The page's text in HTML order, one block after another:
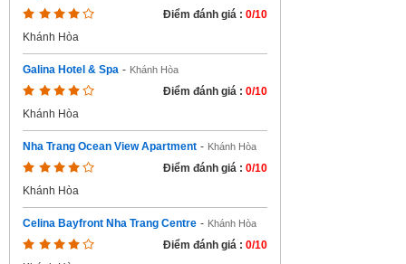
Điểm đánh giá : 0/10
Khánh Hòa
Galina Hotel & Spa - Khánh Hòa
Điểm đánh giá : 0/10
Khánh Hòa
Nha Trang Ocean View Apartment - Khánh Hòa
Điểm đánh giá : 0/10
Khánh Hòa
Celina Bayfront Nha Trang Centre - Khánh Hòa
Điểm đánh giá : 0/10